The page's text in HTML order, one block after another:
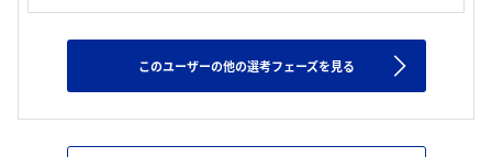
このユーザーの他の選考フェーズを見る